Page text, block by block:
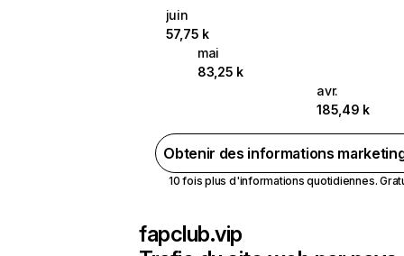
juin
57,75 k
mai
83,25 k
avr.
185,49 k
Obtenir des informations
10 fois plus d'informations quotidiennes.
fapclub.vip